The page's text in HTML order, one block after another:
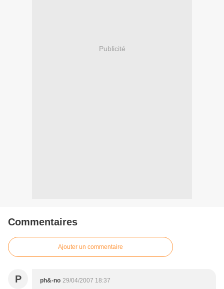
Publicité
Commentaires
Ajouter un commentaire
P ph&-no 29/04/2007 18:37